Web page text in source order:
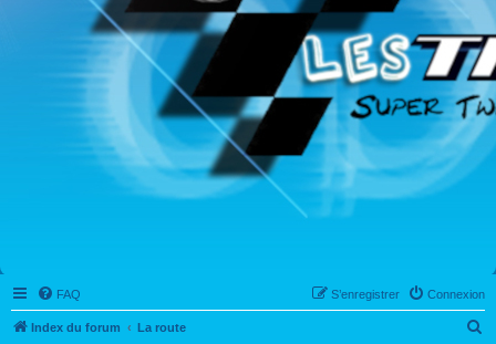
FAQ Connexion
S’enregistrer
Index du forum La route